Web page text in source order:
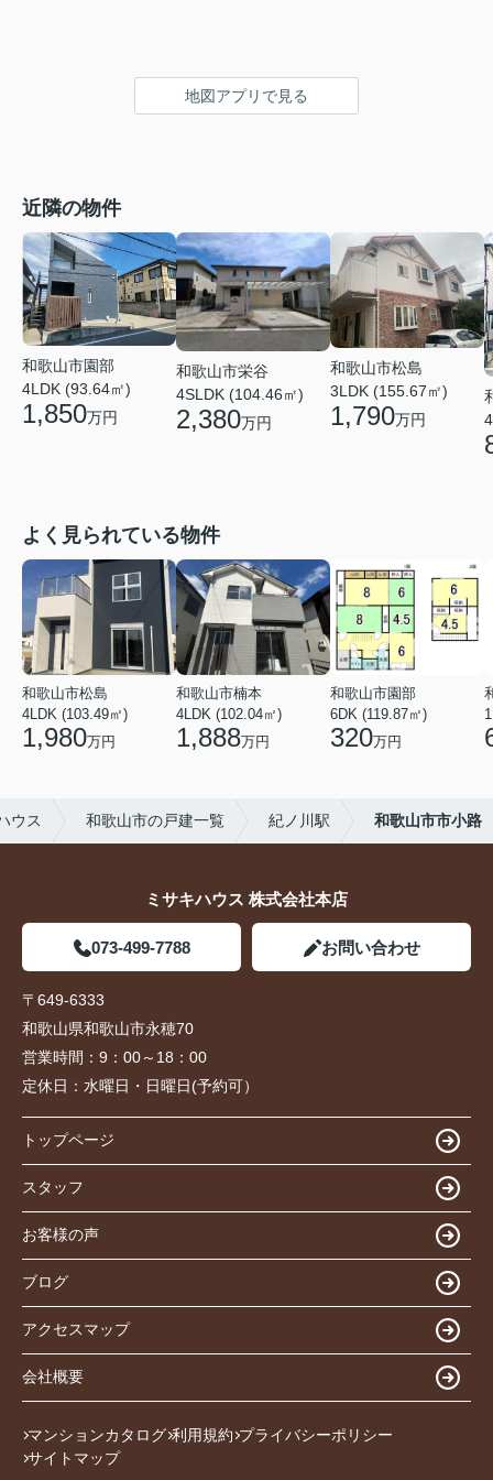
地図アプリで見る
近隣の物件
和歌山市園部
4LDK (93.64㎡)
1,850万円
和歌山市栄谷
4SLDK (104.46㎡)
2,380万円
和歌山市松島
3LDK (155.67㎡)
1,790万円
よく見られている物件
和歌山市松島
4LDK (103.49㎡)
1,980万円
和歌山市楠本
4LDK (102.04㎡)
1,888万円
和歌山市園部
6DK (119.87㎡)
320万円
ウス 和歌山市の戸建一覧 紀ノ川駅 和歌山市市小路
ミサキハウス 株式会社本店
073-499-7788 お問い合わせ
〒649-6333
和歌山県和歌山市永穂70
営業時間： 9：00～18：00
定休日： 水曜日・日曜日(予約可）
トップページ
スタッフ
お客様の声
ブログ
アクセスマップ
会社概要
マンションカタログ 利用規約 プライバシーポリシー
サイトマップ